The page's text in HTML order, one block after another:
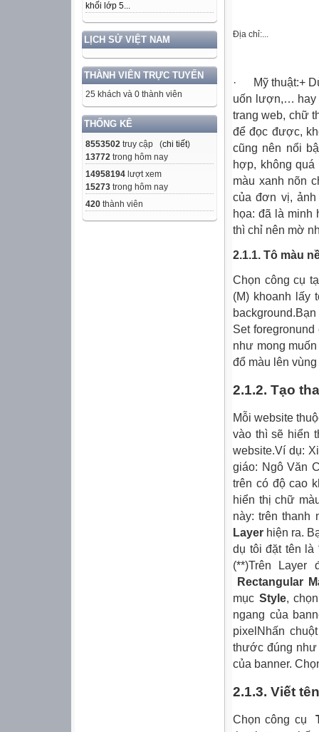
khối lớp 5...
LỊCH SỬ VIỆT NAM
THÀNH VIÊN TRỰC TUYẾN
25 khách và 0 thành viên
THỐNG KÊ
8553502 truy cập (chi tiết)
13772 trong hôm nay
14958194 lượt xem
15273 trong hôm nay
420 thành viên
Địa chỉ:...
· Mỹ thuật:+
uốn lượn,… hay
trang web, chữ
để đọc được,
cũng nên nổi
hợp, không
màu xanh nõn
của đơn vị,
họa: đã là minh
thì chỉ nên mờ
2.1.1. Tô màu
Chọn công cụ
(M) khoanh lấy
Set
như mong
đổ màu lên vùng
2.1.2. Tạo
Mỗi website
vào thì sẽ hiển
website.Ví
giáo: Ngô Văn
trên có độ cao
hiển thị chữ
này: trên thanh
Layer hiện ra.
dụ tôi đặt tên là
(**)Trên
Rectangular
mục Style,
ngang của
pixelNhấn
thước đúng như
của banner.
2.1.3. Viết
Chọn công cụ